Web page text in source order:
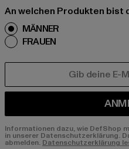
An welchen Produkten bist
MÄNNER
FRAUEN
Informationen dazu, wie DefShop
in unserer Datenschutzerklärung.
abmelden. Datenschutzerklärung